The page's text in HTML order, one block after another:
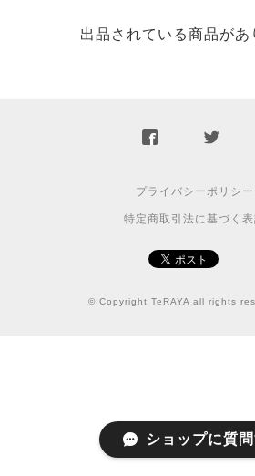
出品されている商品があ
プライバシーポリシー
特定商取引法に基づく
© Copyright TeRAYA all rights
ショップに質